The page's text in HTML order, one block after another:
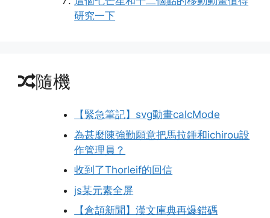
研究一下
隨機
【緊急筆記】svg動畫calcMode
為甚麼陳強勤願意把馬拉錘和ichirou設
作管理員？
收到了Thorleif的回信
js某元素全屏
【倉頡新聞】漢文庫典再爆錯碼